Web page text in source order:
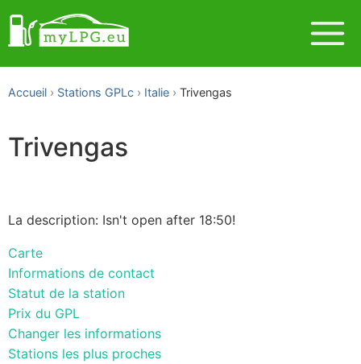
Accueil Stations GPLc Italie Trivengas
Trivengas
La description: Isn't open after 18:50!
Carte
Informations de contact
Statut de la station
Prix du GPL
Changer les informations
Stations les plus proches